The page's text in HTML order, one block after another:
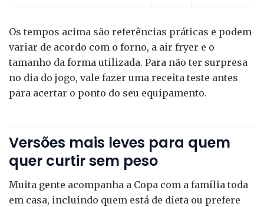
Os tempos acima são referências práticas e podem
variar de acordo com o forno, a air fryer e o
tamanho da forma utilizada. Para não ter surpresa
no dia do jogo, vale fazer uma receita teste antes
para acertar o ponto do seu equipamento.
Versões mais leves para quem
quer curtir sem peso
Muita gente acompanha a Copa com a família toda
em casa, incluindo quem está de dieta ou prefere